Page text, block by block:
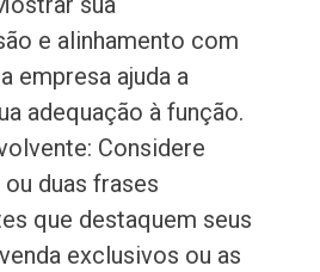
e alinhamento com
empresa ajuda a
adequação à função.
Considere
duas frases
que destaquem seus
exclusivos ou as